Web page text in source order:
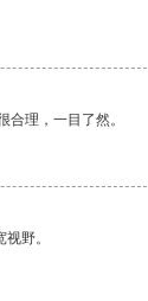
理，一目了然。
野。